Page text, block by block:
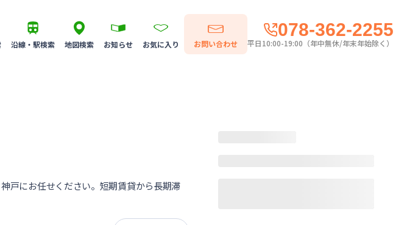
沿線・駅検索 地図検索 お知らせ お気に入り お問い合わせ
078-362-2255
平日10:00-19:00（年中無休/年末年始除く）
戸にお任せください。短期賃貸から長期滞